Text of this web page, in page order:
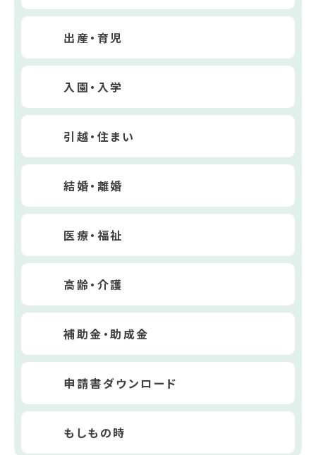
出産・育児
入園・入学
引越・住まい
結婚・離婚
医療・福祉
高齢・介護
補助金・助成金
申請書ダウンロード
もしもの時